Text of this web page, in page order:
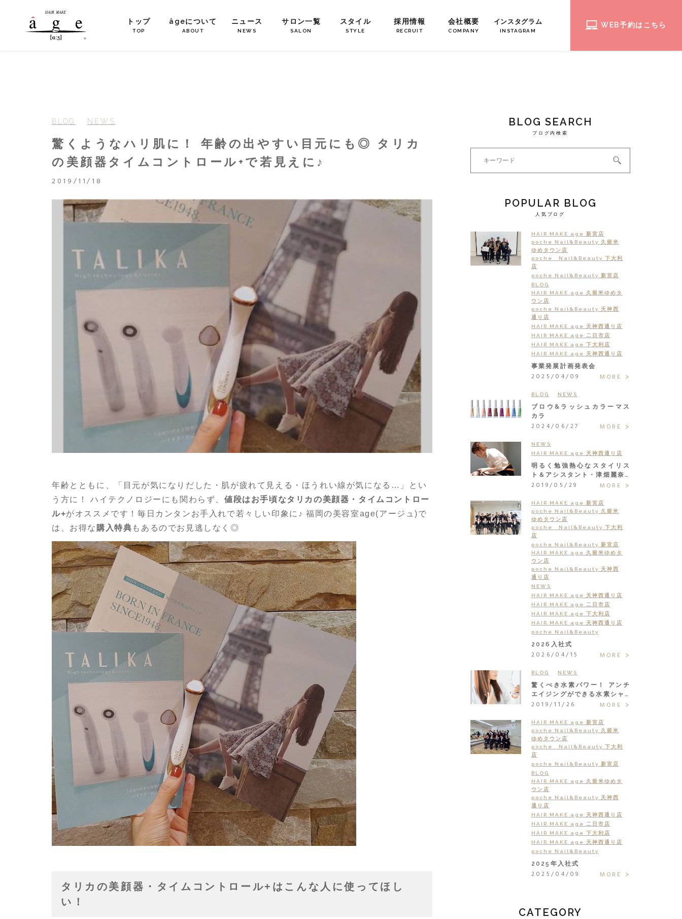
トップ
TOP
âgeについて
ABOUT
ニュース
NEWS
サロン一覧
SALON
スタイル
STYLE
採用情報
RECRUIT
会社概要
COMPANY
インスタグラム
INSTAGRAM
WEB予約はこちら
BLOG NEWS
驚くようなハリ肌に！ 年齢の出やすい目元にも◎ タリカ
の美顔器タイムコントロール+で若見えに♪
2019/11/18
年齢とともに、「目元が気になりだした・肌が疲れて見える・ほうれい線が気になる…」とい
う方に！ ハイテクノロジーにも関わらず、 値段はお手頃なタリカの美顔器・タイムコントロー
ル+がオススメです！毎日カンタンお手入れで若々しい印象に♪ 福岡の美容室age(アージュ)で
は、お得な 購入特典 もあるのでお見逃しなく◎
タリカの美顔器・タイムコントロール+はこんな人に使ってほし
い！
BLOG SEARCH
ブログ内検索
POPULAR BLOG
人気ブログ
HAIR MAKE age 新宮店
poche Nail&Beauty 久留米
ゆめタウン店
poche Nail&Beauty 下大利
店
poche Nail&Beauty 新宮店
BLOG
HAIR MAKE age 久留米ゆめタ
ウン店
poche Nail&Beauty 天神西
通り店
HAIR MAKE age 天神西通り店
HAIR MAKE age 二日市店
HAIR MAKE age 下大利店
HAIR MAKE age 天神西通り店
事業発展計画発表会
2025/04/09 MORE
BLOG NEWS
ブロウ&ラッシュカラーマス
カラ
2024/06/27 MORE
NEWS
HAIR MAKE age 天神西通り店
明るく勉強熱心なスタイリス
ト＆アシスタント・津畑麗奈…
2019/05/29 MORE
HAIR MAKE age 新宮店
poche Nail&Beauty 久留米
ゆめタウン店
poche Nail&Beauty 下大利
店
poche Nail&Beauty 新宮店
HAIR MAKE age 久留米ゆめタ
ウン店
poche Nail&Beauty 天神西
通り店
NEWS
HAIR MAKE age 天神西通り店
HAIR MAKE age 二日市店
HAIR MAKE age 下大利店
HAIR MAKE age 天神西通り店
poche Nail&Beauty
2026入社式
2026/04/15 MORE
BLOG NEWS
驚くべき水素パワー！ アンチ
エイジングができる水素シャ…
2019/11/26 MORE
HAIR MAKE age 新宮店
poche Nail&Beauty 久留米
ゆめタウン店
poche Nail&Beauty 下大利
店
poche Nail&Beauty 新宮店
BLOG
HAIR MAKE age 久留米ゆめタ
ウン店
poche Nail&Beauty 天神西
通り店
HAIR MAKE age 天神西通り店
HAIR MAKE age 二日市店
HAIR MAKE age 下大利店
HAIR MAKE age 天神西通り店
poche Nail&Beauty
2025年入社式
2025/04/09 MORE
CATEGORY